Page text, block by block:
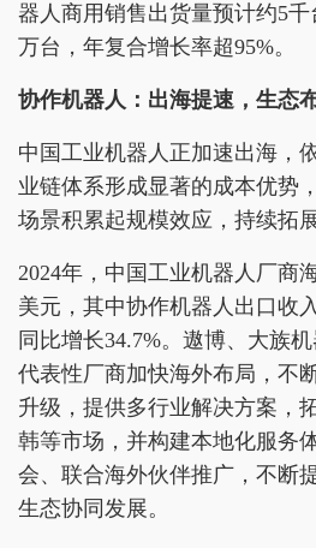
器人商用销售出货量预计约5千
万台，年复合增长率超95%。
协作机器人：出海提速，生态
中国工业机器人正加速出海，
业链体系形成显著的成本优势
场景积累起规模效应，持续拓
2024年，中国工业机器人厂商
美元，其中协作机器人出口收
同比增长34.7%。遨博、大族
代表性厂商加快海外布局，不
升级，提供多行业解决方案，
韩等市场，并构建本地化服务
会、联合海外伙伴推广，不断
生态协同发展。